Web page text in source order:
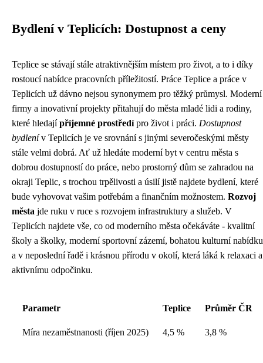
Bydlení v Teplicích: Dostupnost a ceny
Teplice se stávají stále atraktivnějším místem pro život, a to i díky
rostoucí nabídce pracovních příležitostí. Práce Teplice a práce v
Teplicích už dávno nejsou synonymem pro těžký průmysl. Moderní
firmy a inovativní projekty přitahují do města mladé lidi a rodiny,
které hledajípříjemné prostředípro život i práci. Dostupnost
bydlenív Teplicích je ve srovnání s jinými severočeskými městy
stále velmi dobrá. Ať už hledáte moderní byt v centru města s
dobrou dostupností do práce, nebo prostorný dům se zahradou na
okraji Teplic, s trochou trpělivosti a úsilí jistě najdete bydlení, které
bude vyhovovat vašim potřebám a finančním možnostem. Rozvoj
města jde ruku v ruce s rozvojem infrastruktury a služeb. V
Teplicích najdete vše, co od moderního města očekáváte - kvalitní
školy a školky, moderní sportovní zázemí, bohatou kulturní nabídku
a v neposlední řadě i krásnou přírodu v okolí, která láká k relaxaci a
aktivnímu odpočinku.
Parametr Teplice Průměr ČR
Míra nezaměstnanosti (říjen 2025) 4,5 % 3,8 %